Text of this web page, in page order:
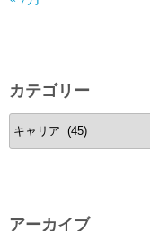
カテゴリー
カ
テ
ー
アーカイブ